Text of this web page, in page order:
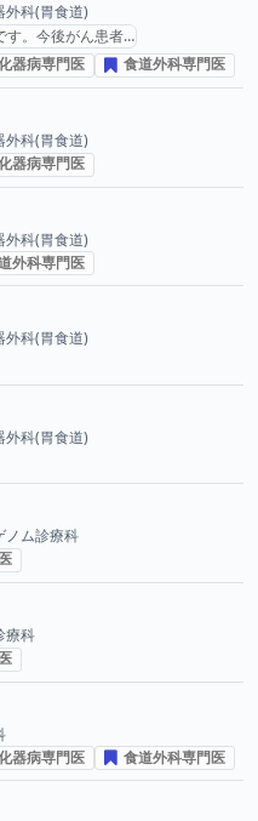
外科(胃食道)
す。今後がん患者…
器病専門医 食道外科専門医
外科(胃食道)
器病専門医
外科(胃食道)
外科専門医
外科(胃食道)
外科(胃食道)
ノム診療科
療科
器病専門医 食道外科専門医